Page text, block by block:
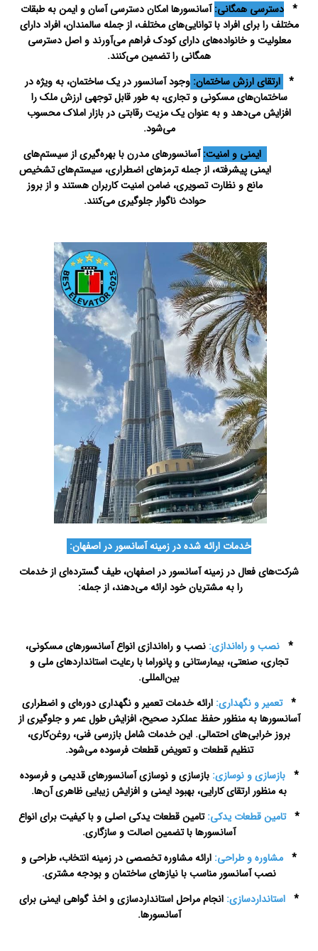
* دسترسی همگانی:آسانسورها امکان دسترسی آسان و ایمن به طبقات
مختلف را برای افراد با توانایی‌های مختلف، از جمله سالمندان، افراد دارای
معلولیت و خانواده‌های دارای کودک فراهم می‌آورند و اصل دسترسی
همگانی را تضمین می‌کنند.
* ارتقای ارزش ساختمان:وجود آسانسور در یک ساختمان، به ویژه در
ساختمان‌های مسکونی و تجاری، به طور قابل توجهی ارزش ملک را
افزایش می‌دهد و به عنوان یک مزیت رقابتی در بازار املاک محسوب
می‌شود.
ایمنی و امنیت:آسانسورهای مدرن با بهره‌گیری از سیستم‌های
ایمنی پیشرفته، از جمله ترمزهای اضطراری، سیستم‌های تشخیص
مانع و نظارت تصویری، ضامن امنیت کاربران هستند و از بروز
حوادث ناگوار جلوگیری می‌کنند.
خدمات ارائه شده در زمینه آسانسور در اصفهان:
شرکت‌های فعال در زمینه آسانسور در اصفهان، طیف گسترده‌ای از خدمات
را به مشتریان خود ارائه می‌دهند، از جمله:
* نصب و راه‌اندازی:نصب و راه‌اندازی انواع آسانسورهای مسکونی،
تجاری، صنعتی، بیمارستانی و پانوراما با رعایت استانداردهای ملی و
بین‌المللی.
* تعمیر و نگهداری: ارائه خدمات تعمیر و نگهداری دوره‌ای و اضطراری
آسانسورها به منظور حفظ عملکرد صحیح، افزایش طول عمر و جلوگیری از
بروز خرابی‌های احتمالی. این خدمات شامل بازرسی فنی، روغن‌کاری،
تنظیم قطعات و تعویض قطعات فرسوده می‌شود.
* بازسازی و نوسازی:بازسازی و نوسازی آسانسورهای قدیمی و فرسوده
به منظور ارتقای کارایی، بهبود ایمنی و افزایش زیبایی ظاهری آن‌ها.
* تامین قطعات یدکی:تامین قطعات یدکی اصلی و با کیفیت برای انواع
آسانسورها با تضمین اصالت و سازگاری.
* مشاوره و طراحی: ارائه مشاوره تخصصی در زمینه انتخاب، طراحی و
نصب آسانسور مناسب با نیازهای ساختمان و بودجه مشتری.
* استانداردسازی: انجام مراحل استانداردسازی و اخذ گواهی ایمنی برای
آسانسورها.